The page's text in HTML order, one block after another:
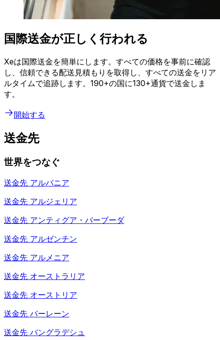
国際送金が正しく行われる
Xeは国際送金を簡単にします。すべての価格を事前に確認
し、信頼できる配送見積もりを取得し、すべての送金をリア
ルタイムで追跡します。190+の国に130+通貨で送金しま
す。
開始する
送金先
世界をつなぐ
送金先 アルバニア
送金先 アルジェリア
送金先 アンティグア・バーブーダ
送金先 アルゼンチン
送金先 アルメニア
送金先 オーストラリア
送金先 オーストリア
送金先 バーレーン
送金先 バングラデシュ